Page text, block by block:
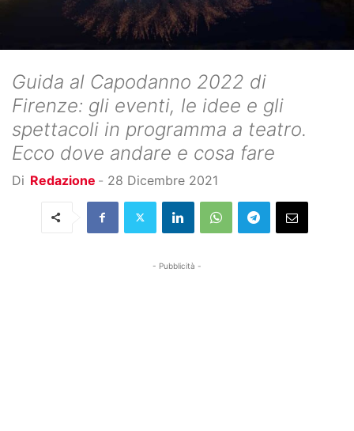
Guida al Capodanno 2022 di
Firenze: gli eventi, le idee e gli
spettacoli in programma a teatro.
Ecco dove andare e cosa fare
Di Redazione - 28 Dicembre 2021
- Pubblicità -